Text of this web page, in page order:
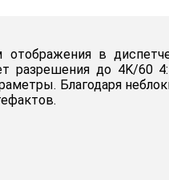
в
разрешения до 4K/60
Благодаря